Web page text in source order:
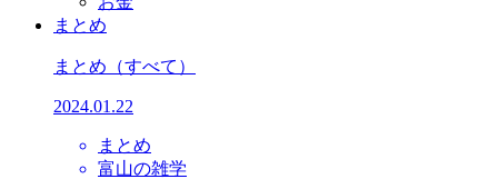
まとめ
まとめ （すべて）
2024.01.22
まとめ
富山の雑学